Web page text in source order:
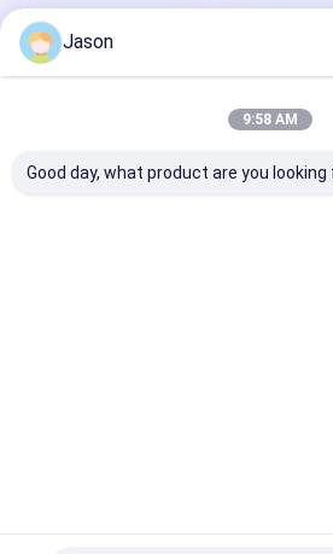
Dom
Sitemap
Polityka
Chiny Żelazne koło farby dostawca.
LuoX Electric Co., Ltd. All Rights
Jason
9:58 AM
Good day, what product are you looking